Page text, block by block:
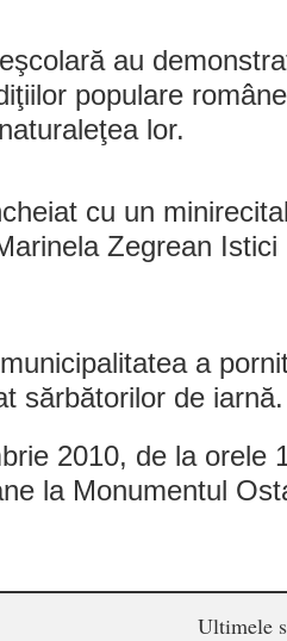
au
populare
lor.
cu un
Zegrean
a
sărbătorilor de iarnă.
2010, de la orele
la Monumentul
Ultimele